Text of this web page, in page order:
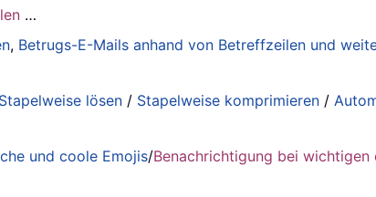
…
, Betrugs-E-Mails anhand von Betreffzeilen und
Stapelweise lösen / Stapelweise komprimieren /
und coole Emojis/Benachrichtigung bei wichtigen